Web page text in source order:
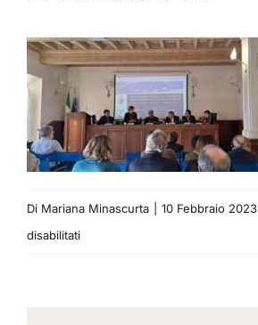
News
Di Mariana Minascurta 10 Febbraio 2023
disabilitatisu